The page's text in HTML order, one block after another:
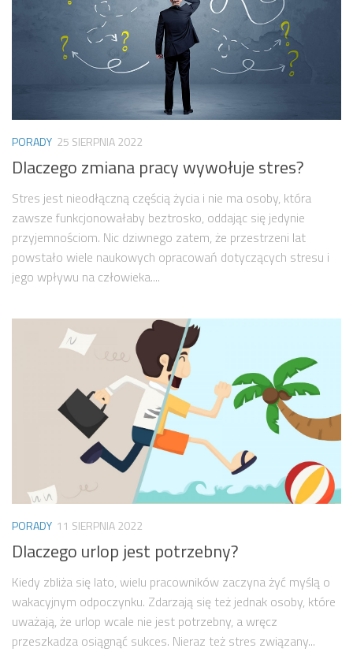
PORADY 25 SIERPNIA 2022
Dlaczego zmiana pracy wywołuje stres?
Stres jest nieodłączną częścią życia i nie ma osoby, która
zawsze funkcjonowałaby beztrosko, oddając się jedynie
przyjemnościom. Nic dziwnego zatem, że przestrzeni lat
powstało wiele naukowych opracowań dotyczących stresu i
jego wpływu na człowieka....
PORADY 11 SIERPNIA 2022
Dlaczego urlop jest potrzebny?
Kiedy zbliża się lato, wielu pracowników zaczyna żyć myślą o
wakacyjnym odpoczynku. Zdarzają się też jednak osoby, które
uważają, że urlop wcale nie jest potrzebny, a wręcz
przeszkadza osiągnąć sukces. Nieraz też stres związany...